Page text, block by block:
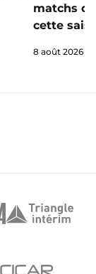
matchs
cette
8 août 2026